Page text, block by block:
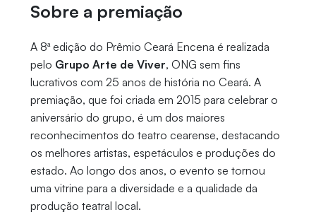
Sobre a premiação
A 8ª edição do Prêmio Ceará Encena é realizada
pelo Grupo Arte de Viver, ONG sem fins
lucrativos com 25 anos de história no Ceará. A
premiação, que foi criada em 2015 para celebrar o
aniversário do grupo, é um dos maiores
reconhecimentos do teatro cearense, destacando
os melhores artistas, espetáculos e produções do
estado. Ao longo dos anos, o evento se tornou
uma vitrine para a diversidade e a qualidade da
produção teatral local.